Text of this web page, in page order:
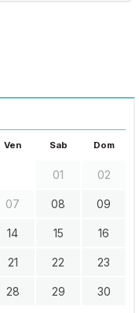
Ven Sab Dom
01 02
07 08 09
14 15 16
21 22 23
28 29 30